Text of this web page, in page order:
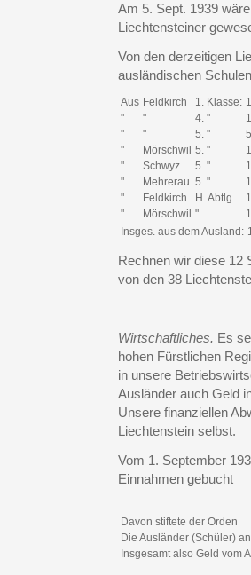
Am 5. Sept. 1939
Liechtensteiner
Von den derzeitigen
ausländischen
Aus Feldkirch 1. Klasse: 1
"
" 4. "
1
"
" 5. "
5
"
Mörschwil 5. "
1
"
Schwyz 5. "
1
"
Mehrerau 5. "
1
"
Feldkirch H. Abtlg.
1
"
Mörschwil "
1
Insges. aus dem Ausland:
Rechnen wir diese 12
von den 38
Wirtschaftliches. Es
hohen Fürstlichen
in unsere
Ausländer auch Geld
Unsere finanziellen
Liechtenstein selbst.
Vom 1. September
Einnahmen gebucht
Davon stiftete der Orden
Die Ausländer (Schüler)
Insgesamt also Geld vom